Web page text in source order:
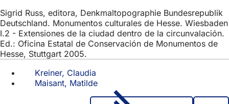
Sigrid Russ, editora, Denkmaltopographie Bundesrepublik
Deutschland. Monumentos culturales de Hesse. Wiesbaden
I.2 - Extensiones de la ciudad dentro de la circunvalación.
Ed.: Oficina Estatal de Conservación de Monumentos de
Hesse, Stuttgart 2005.
Kreiner, Claudia
Maisant, Matilde